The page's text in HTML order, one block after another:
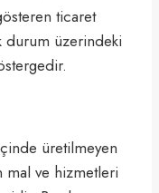
ticaret
durum üzerindeki
üretilmeyen
mal ve hizmetleri